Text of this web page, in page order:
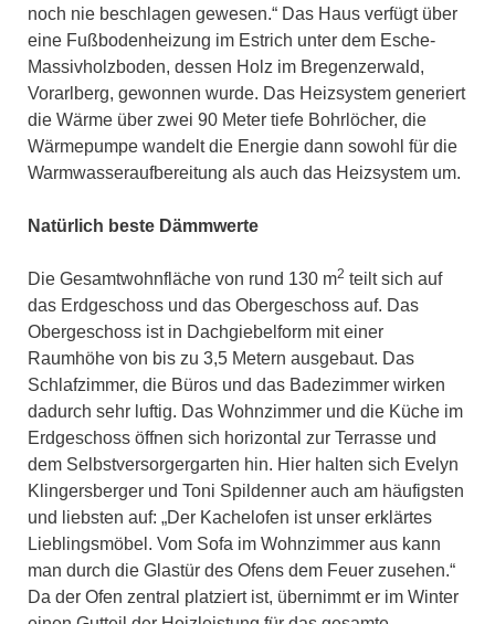
noch nie beschlagen gewesen.“ Das Haus verfügt über
eine Fußbodenheizung im Estrich unter dem Esche-
Massivholzboden, dessen Holz im Bregenzerwald,
Vorarlberg, gewonnen wurde. Das Heizsystem generiert
die Wärme über zwei 90 Meter tiefe Bohrlöcher, die
Wärmepumpe wandelt die Energie dann sowohl für die
Warmwasseraufbereitung als auch das Heizsystem um.
Natürlich beste Dämmwerte
Die Gesamtwohnfläche von rund 130 m2 teilt sich auf
das Erdgeschoss und das Obergeschoss auf. Das
Obergeschoss ist in Dachgiebelform mit einer
Raumhöhe von bis zu 3,5 Metern ausgebaut. Das
Schlafzimmer, die Büros und das Badezimmer wirken
dadurch sehr luftig. Das Wohnzimmer und die Küche im
Erdgeschoss öffnen sich horizontal zur Terrasse und
dem Selbstversorgergarten hin. Hier halten sich Evelyn
Klingersberger und Toni Spildenner auch am häufigsten
und liebsten auf: „Der Kachelofen ist unser erklärtes
Lieblingsmöbel. Vom Sofa im Wohnzimmer aus kann
man durch die Glastür des Ofens dem Feuer zusehen.“
Da der Ofen zentral platziert ist, übernimmt er im Winter